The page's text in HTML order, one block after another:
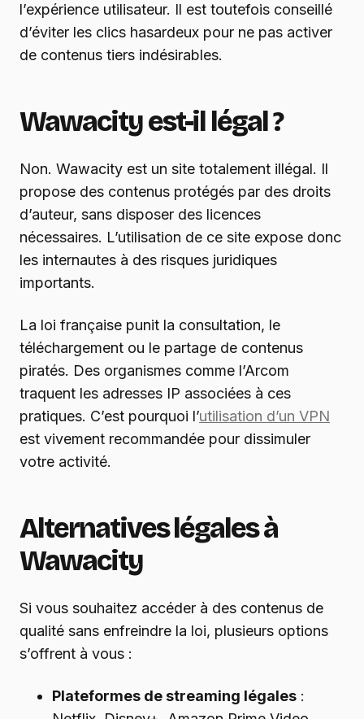
l’expérience utilisateur. Il est toutefois conseillé
d’éviter les clics hasardeux pour ne pas activer
de contenus tiers indésirables.
Wawacity est-il légal ?
Non. Wawacity est un site totalement illégal. Il
propose des contenus protégés par des droits
d’auteur, sans disposer des licences
nécessaires. L’utilisation de ce site expose donc
les internautes à des risques juridiques
importants.
La loi française punit la consultation, le
téléchargement ou le partage de contenus
piratés. Des organismes comme l’Arcom
traquent les adresses IP associées à ces
pratiques. C’est pourquoi l’utilisation d’un VPN
est vivement recommandée pour dissimuler
votre activité.
Alternatives légales à
Wawacity
Si vous souhaitez accéder à des contenus de
qualité sans enfreindre la loi, plusieurs options
s’offrent à vous :
Plateformes de streaming légales :